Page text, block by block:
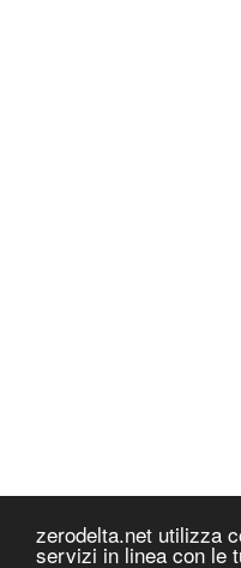
zerodelta.net utilizza
servizi in linea con le